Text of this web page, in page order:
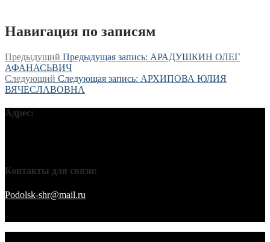
Навигация по записям
Предыдущий Предыдущая запись: АРАДУШКИН ОЛЕГ
АФАНАСЬВИЧ
Следующий Следующая запись: АРХИПОВА ЮЛИЯ
ВЯЧЕСЛАВОВНА
Адрес:
Контакты для связи:
Podolsk-shr@mail.ru